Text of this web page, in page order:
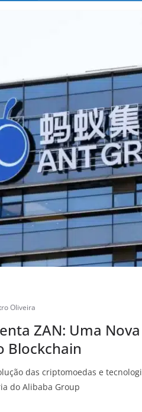
Oliveira
ZAN: Uma
Blockchain
das criptomoedas e
do Alibaba Group